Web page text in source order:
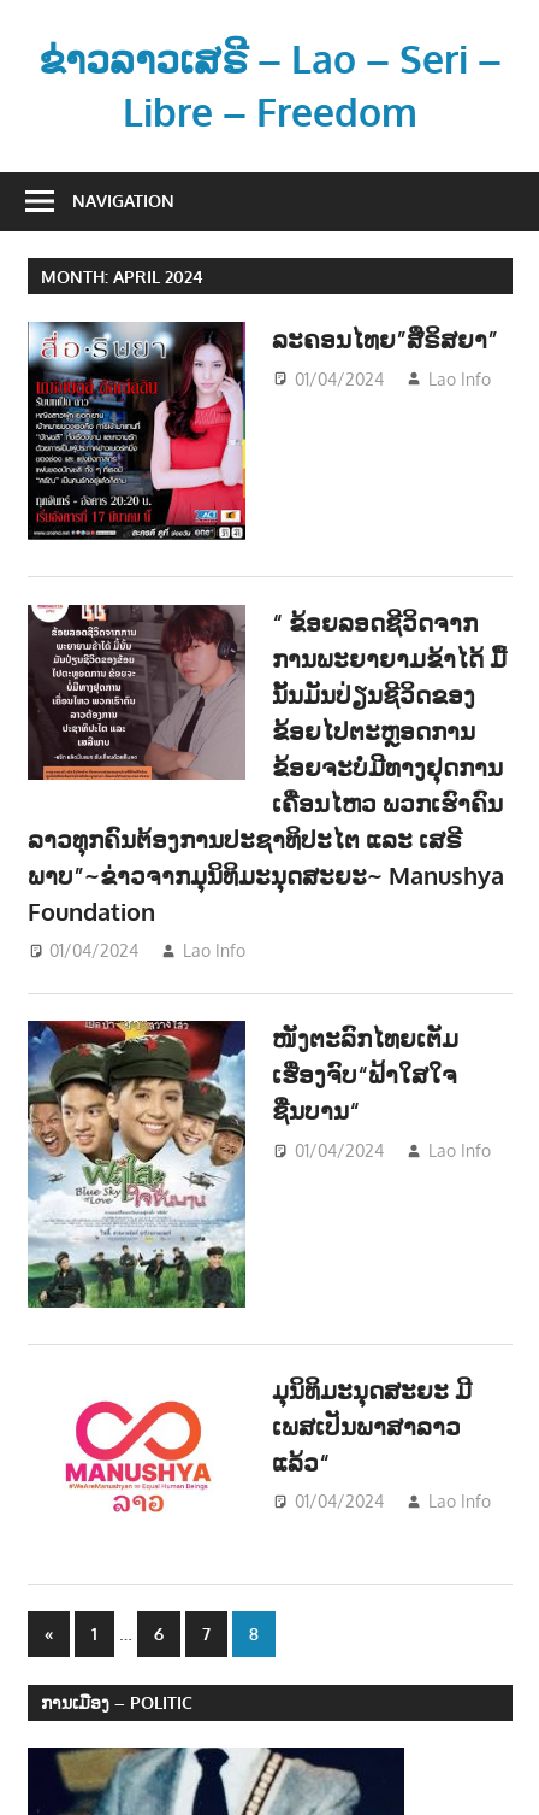
contentຂ່າວລາວເສຣີ – Lao – Seri –
Libre – Freedom
າ
ແ
ະ
ຂໍ້
ມູ
ນ
ຂ່
າ
ວ
ສ
NAVIGATION
MONTH: APRIL 2024
ລະຄອນໄທຍ”ສື່ຣິສຍາ”
01/04/2024 Lao Info
“ ຂ້ອຍລອດຊີວິດຈາກ
ການພະຍາຍາມຂ້າໄດ້ ມື້
ນັ້ນມັນປ່ຽນຊີວິດຂອງ
ຂ້ອຍໄປຕະຫຼອດການ
ຂ້ອຍຈະບໍ່ມີທາງຢຸດການ
ເຄື່ອນໄຫວ ພວກເຮົາຄົນ
ລາວທຸກຄົນຕ້ອງການປະຊາທິປະໄຕ ແລະ ເສຣີ
ພາບ”~ຂ່າວຈາກມຸນິທິມະນຸດສະຍະ~ Manushya
Foundation
01/04/2024 Lao Info
ໜັງຕະລົກໄທຍເຕັມ
ເຮື່ອງຈົບ“ຟ້າໃສໃຈ
ຊື່ນບານ“
01/04/2024 Lao Info
ມຸນິທິມະນຸດສະຍະ ມີ
ເພສເປັນພາສາລາວ
ແລ້ວ“
01/04/2024 Lao Info
ຂ່າ
Posts
navigation
«Previous
Posts
1 … 6 7 8
ການເມືອງ – POLITIC